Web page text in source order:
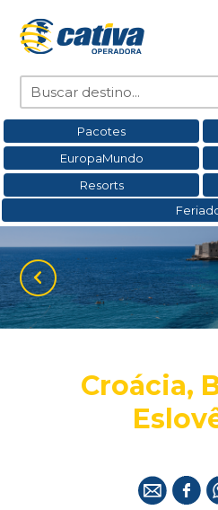
Pacotes
EuropaMundo
Resorts
Croácia,